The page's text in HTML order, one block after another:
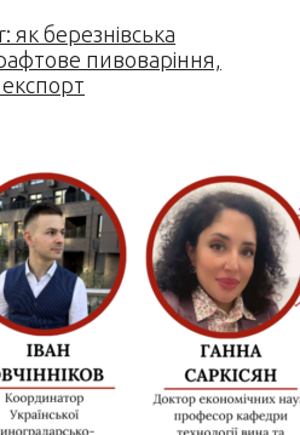
як березнівська
пивоваріння,
експорт